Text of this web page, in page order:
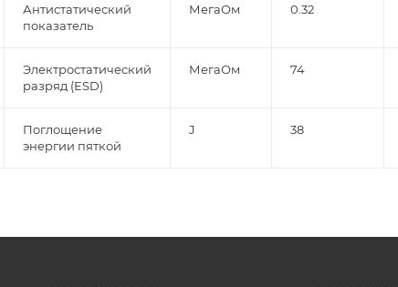
Антистатический
показатель
МегаОм 0.32
Электростатический
разряд (ESD)
МегаОм 74
Поглощение
энергии пяткой
J 38